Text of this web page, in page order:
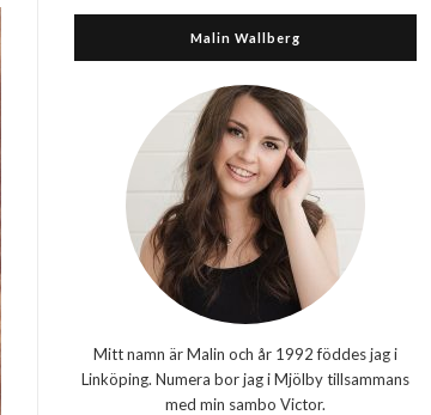
Malin Wallberg
Mitt namn är Malin och år 1992 föddes jag i
Linköping. Numera bor jag i Mjölby tillsammans
med min sambo Victor.